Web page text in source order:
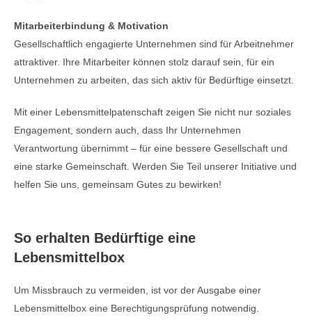
Mitarbeiterbindung & Motivation
Gesellschaftlich engagierte Unternehmen sind für Arbeitnehmer
attraktiver. Ihre Mitarbeiter können stolz darauf sein, für ein
Unternehmen zu arbeiten, das sich aktiv für Bedürftige einsetzt.
Mit einer Lebensmittelpatenschaft zeigen Sie nicht nur soziales
Engagement, sondern auch, dass Ihr Unternehmen
Verantwortung übernimmt – für eine bessere Gesellschaft und
eine starke Gemeinschaft. Werden Sie Teil unserer Initiative und
helfen Sie uns, gemeinsam Gutes zu bewirken!
So erhalten Bedürftige eine
Lebensmittelbox
Um Missbrauch zu vermeiden, ist vor der Ausgabe einer
Lebensmittelbox eine Berechtigungsprüfung notwendig.